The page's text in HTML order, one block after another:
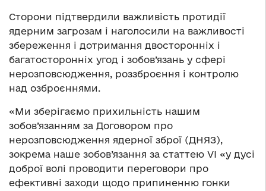
Сторони підтвердили важливість протидії
ядерним загрозам і наголосили на важливості
збереження і дотримання двосторонніх і
багатосторонніх угод і зобов’язань у сфері
нерозповсюдження, роззброєння і контролю
над озброєннями.
«Ми зберігаємо прихильність нашим
зобов’язанням за Договором про
нерозповсюдження ядерної зброї (ДНЯЗ),
зокрема наше зобов’язання за статтею VI «у дусі
доброї волі проводити переговори про
ефективні заходи щодо припиненню гонки